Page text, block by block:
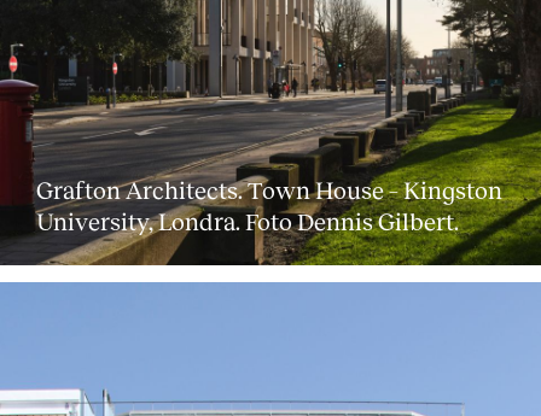
About
Grafton Architects. Town House – Kingston
University, Londra. Foto Dennis Gilbert.